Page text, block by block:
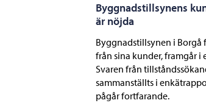
Byggnadstillsynens
är nöjda
Byggnadstillsynen i
från sina kunder, framgår
Svaren från
sammanställts i
pågår fortfarande.